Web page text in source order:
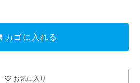
カゴに入れる
お気に入り